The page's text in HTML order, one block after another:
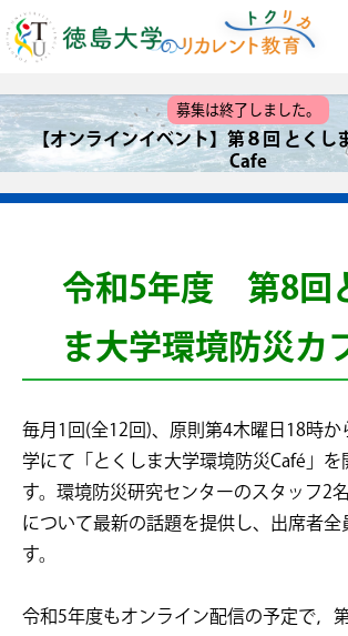
募集は終了しました。
【オンラインイベント】第８回 とくし
Cafe
令和5年度 第8 回
ま大学環境防災カ
毎月1回(全12回)、原則第4木曜日18時か
学にて「とくしま大学環境防災Café」を
す。環境防災研究センターのスタッフ2
について最新の話題を提供し、出席者全
す。
令和5年度もオンライン配信の予定で，